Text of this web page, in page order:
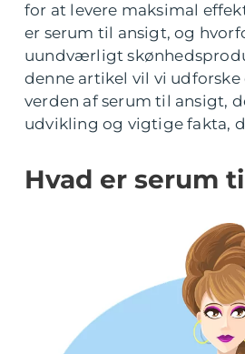
for at levere maksimal
er serum til ansigt, og
uundværligt
denne artikel vil vi
verden af serum til ansigt,
udvikling og vigtige fakta,
Hvad er serum